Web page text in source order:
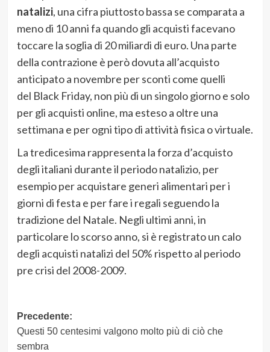
natalizi, una cifra piuttosto bassa se comparata a
meno di 10 anni fa quando gli acquisti facevano
toccare la soglia di 20 miliardi di euro. Una parte
della contrazione è però dovuta all’acquisto
anticipato a novembre per sconti come quelli
del Black Friday, non più di un singolo giorno e solo
per gli acquisti online, ma esteso a oltre una
settimana e per ogni tipo di attività fisica o virtuale.
La tredicesima rappresenta la forza d’acquisto
degli italiani durante il periodo natalizio, per
esempio per acquistare generi alimentari per i
giorni di festa e per fare i regali seguendo la
tradizione del Natale. Negli ultimi anni, in
particolare lo scorso anno, si è registrato un calo
degli acquisti natalizi del 50% rispetto al periodo
pre crisi del 2008-2009.
Navigazione
articolo
Precedente:
Questi 50 centesimi valgono molto più di ciò che
sembra